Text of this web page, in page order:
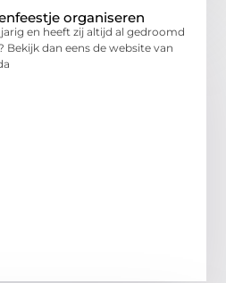
organiseren
en heeft zij altijd al gedroomd
Bekijk dan eens de website van